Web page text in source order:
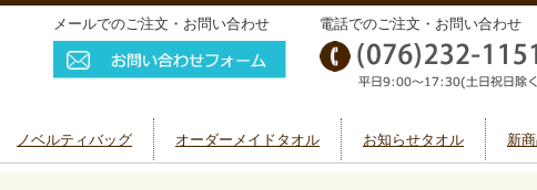
メールでのご注文・お問い合わせ 電話でのご注文・お問い合わせ
ノベルティバッグ オーダーメイドタオル お知らせタオル 新